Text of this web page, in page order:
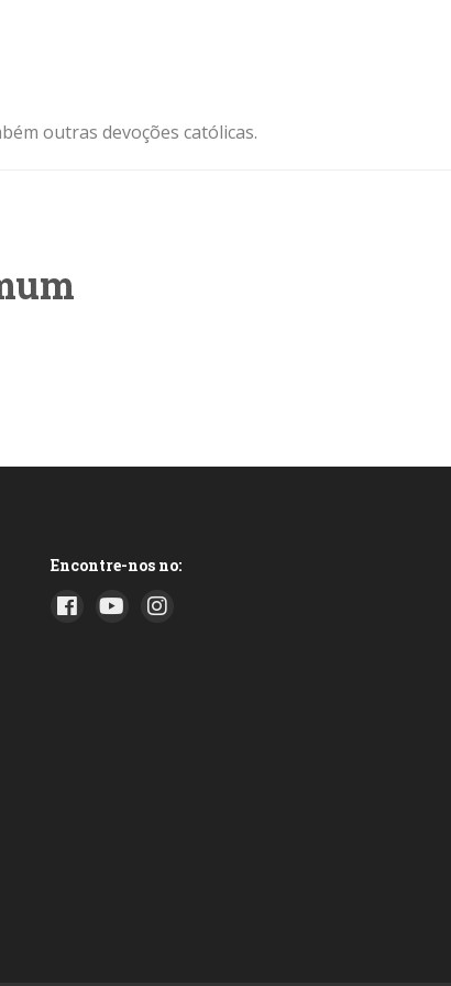
outras devoções católicas.
Encontre-nos no: